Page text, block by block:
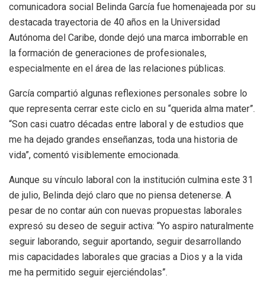
comunicadora social Belinda García fue homenajeada por su
destacada trayectoria de 40 años en la Universidad
Autónoma del Caribe, donde dejó una marca imborrable en
la formación de generaciones de profesionales,
especialmente en el área de las relaciones públicas.
García compartió algunas reflexiones personales sobre lo
que representa cerrar este ciclo en su “querida alma mater”.
“Son casi cuatro décadas entre laboral y de estudios que
me ha dejado grandes enseñanzas, toda una historia de
vida”, comentó visiblemente emocionada.
Aunque su vínculo laboral con la institución culmina este 31
de julio, Belinda dejó claro que no piensa detenerse. A
pesar de no contar aún con nuevas propuestas laborales
expresó su deseo de seguir activa: “Yo aspiro naturalmente
seguir laborando, seguir aportando, seguir desarrollando
mis capacidades laborales que gracias a Dios y a la vida
me ha permitido seguir ejerciéndolas”.